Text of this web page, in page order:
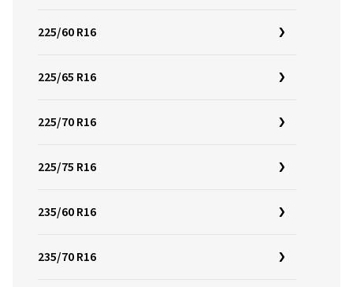
225/60 R16
225/65 R16
225/70 R16
225/75 R16
235/60 R16
235/70 R16